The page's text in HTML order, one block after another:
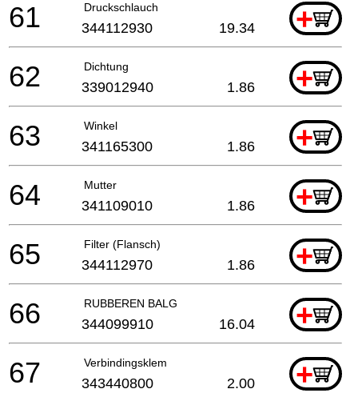
Druckschlauch +
61 344112930 19.34
Dichtung +
62 339012940 1.86
Winkel +
63 341165300 1.86
Mutter +
64 341109010 1.86
Filter (Flansch) +
65 344112970 1.86
RUBBEREN BALG +
66 344099910 16.04
Verbindingsklem +
67 343440800 2.00